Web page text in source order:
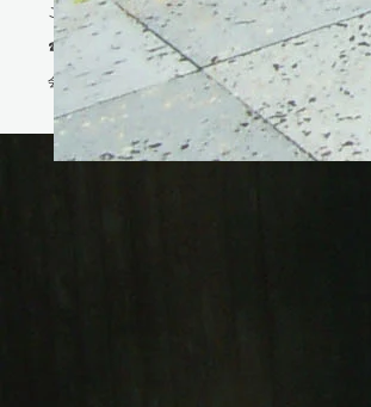
ご相談の流れ
☎お問合せ
会社案内